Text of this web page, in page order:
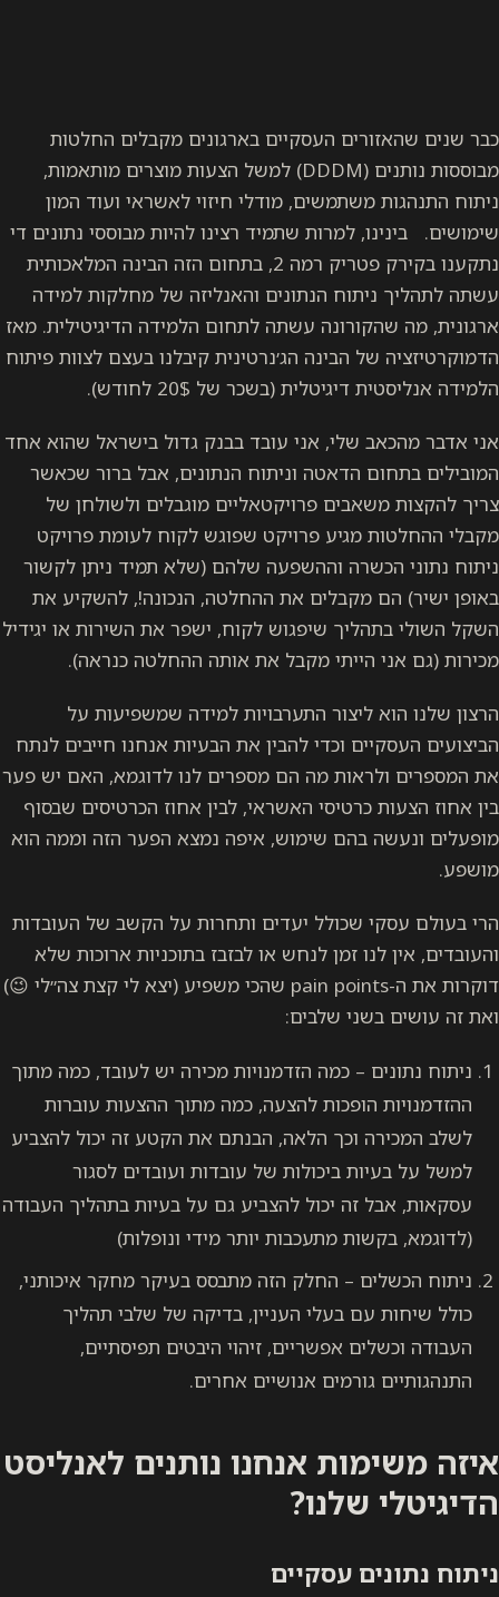
כבר שנים שהאזורים העסקיים בארגונים מקבלים החלטות
מבוססות נותנים (DDDM) למשל הצעות מוצרים מותאמות,
ניתוח התנהגות משתמשים, מודלי חיזוי לאשראי ועוד המון
שימושים. בינינו, למרות שתמיד רצינו להיות מבוססי נתונים די
נתקענו בקירק פטריק רמה 2, בתחום הזה הבינה המלאכותית
עשתה לתהליך ניתוח הנתונים והאנליזה של מחלקות למידה
ארגונית, מה שהקורונה עשתה לתחום הלמידה הדיגיטילית. מאז
הדמוקרטיזציה של הבינה הג׳נרטינית קיבלנו בעצם לצוות פיתוח
הלמידה אנליסטית דיגיטלית (בשכר של 20$ לחודש).
אני אדבר מהכאב שלי, אני עובד בבנק גדול בישראל שהוא אחד
המובילים בתחום הדאטה וניתוח הנתונים, אבל ברור שכאשר
צריך להקצות משאבים פרויקטאליים מוגבלים ולשולחן של
מקבלי ההחלטות מגיע פרויקט שפוגש לקוח לעומת פרויקט
ניתוח נתוני הכשרה וההשפעה שלהם (שלא תמיד ניתן לקשור
באופן ישיר) הם מקבלים את ההחלטה, הנכונה!, להשקיע את
השקל השולי בתהליך שיפגוש לקוח, ישפר את השירות או יגידיל
מכירות (גם אני הייתי מקבל את אותה ההחלטה כנראה).
הרצון שלנו הוא ליצור התערבויות למידה שמשפיעות על
הביצועים העסקיים וכדי להבין את הבעיות אנחנו חייבים לנתח
את המספרים ולראות מה הם מספרים לנו לדוגמא, האם יש פער
בין אחוז הצעות כרטיסי האשראי, לבין אחוז הכרטיסים שבסוף
מופעלים ונעשה בהם שימוש, איפה נמצא הפער הזה וממה הוא
מושפע.
הרי בעולם עסקי שכולל יעדים ותחרות על הקשב של העובדות
והעובדים, אין לנו זמן לנחש או לבזבז בתוכניות ארוכות שלא
דוקרות את ה-pain points שהכי משפיע (יצא לי קצת צה״לי 😉)
ואת זה עושים בשני שלבים:
ניתוח נתונים – כמה הזדמנויות מכירה יש לעובד, כמה מתוך
ההזדמנויות הופכות להצעה, כמה מתוך ההצעות עוברות
לשלב המכירה וכך הלאה, הבנתם את הקטע זה יכול להצביע
למשל על בעיות ביכולות של עובדות ועובדים לסגור
עסקאות, אבל זה יכול להצביע גם על בעיות בתהליך העבודה
(לדוגמא, בקשות מתעכבות יותר מידי ונופלות)
ניתוח הכשלים – החלק הזה מתבסס בעיקר מחקר איכותני,
כולל שיחות עם בעלי העניין, בדיקה של שלבי תהליך
העבודה וכשלים אפשריים, זיהוי היבטים תפיסתיים,
התנהגותיים גורמים אנושיים אחרים.
איזה משימות אנחנו נותנים לאנליסט
הדיגיטלי שלנו?
ניתוח נתונים עסקיים